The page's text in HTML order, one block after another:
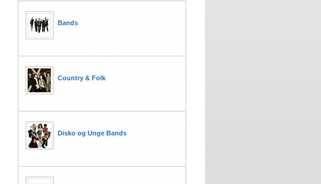
Bands
Country & Folk
Disko og Unge Bands